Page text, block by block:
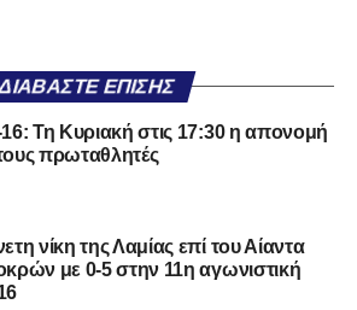
ΕΠΊΣΗΣ
Τη Κυριακή στις 17:30 η απονομή
πρωταθλητές
νίκη της Λαμίας επί του Αίαντα
με 0-5 στην 11η αγωνιστική